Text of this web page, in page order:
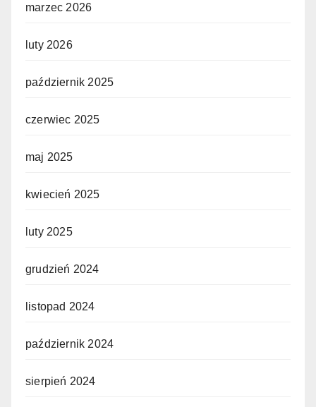
marzec 2026
luty 2026
październik 2025
czerwiec 2025
maj 2025
kwiecień 2025
luty 2025
grudzień 2024
listopad 2024
październik 2024
sierpień 2024